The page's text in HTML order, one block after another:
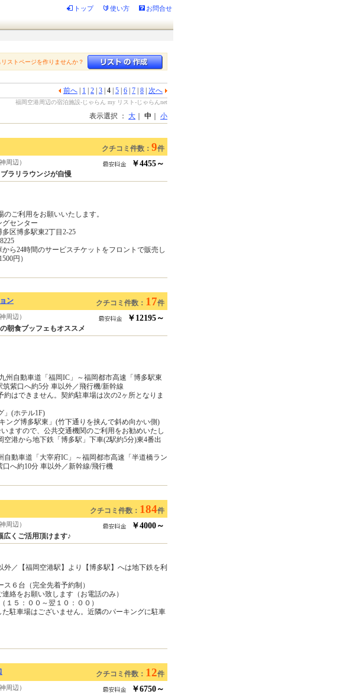
トップ 使い方 お問合せ
リストページを作りませんか？
前へ 1 2 3 4 5 6 7 8 次へ
福岡空港周辺の宿泊施設-じゃらん my リスト-じゃらんnet
表示選択 ： 大 中 小
クチコミ件数： 9件
周辺） ￥4455～
ラリラウンジが自慢
ご利用をお願いいたします。
センター
博多駅東2丁目2-25
8225
ら24時間のサービスチケットをフロントで販売し
円）
ン クチコミ件数： 17件
周辺） ￥12195～
朝食ブッフェもオススメ
州自動車道「福岡IC」～福岡都市高速「博多駅東
筑紫口へ約5分 車以外／飛行機/新幹線
約はできません。契約駐車場は次の2ヶ所となりま
」(ホテル1F)
ング博多駅東」(竹下通りを挟んで斜め向かい側)
ますので、公共交通機関のご利用をお勧めいたし
空港から地下鉄「博多駅」下車(2駅約5分)東4番出
自動車道「大宰府IC」～福岡都市高速「半道橋ラン
口へ約10分 車以外／新幹線/飛行機
クチコミ件数： 184件
周辺） ￥4000～
広くご活用頂けます♪
外／【福岡空港駅】より【博多駅】へは地下鉄を利
６台（完全先着予約制）
絡をお願い致します（お電話のみ）
１５：００～翌１０：００）
駐車場はございません。近隣のパーキングに駐車
クチコミ件数： 12件
周辺） ￥6750～